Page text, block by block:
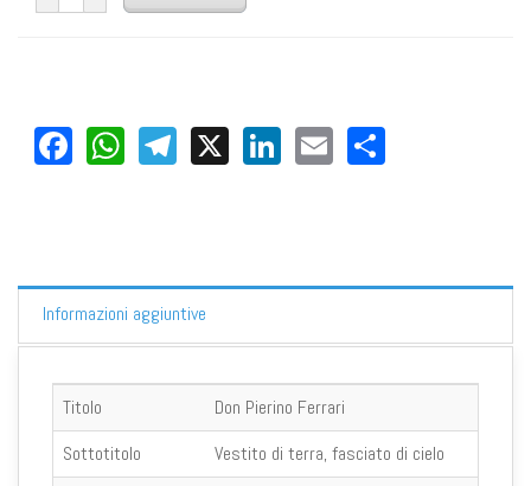
Facebook
WhatsApp
Telegram
X LinkedIn
Email
Informazioni aggiuntive
Titolo
Don Pierino Ferrari
Sottotitolo
Vestito di terra, fasciato di cielo